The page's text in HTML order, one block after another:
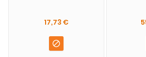
17,73 €
